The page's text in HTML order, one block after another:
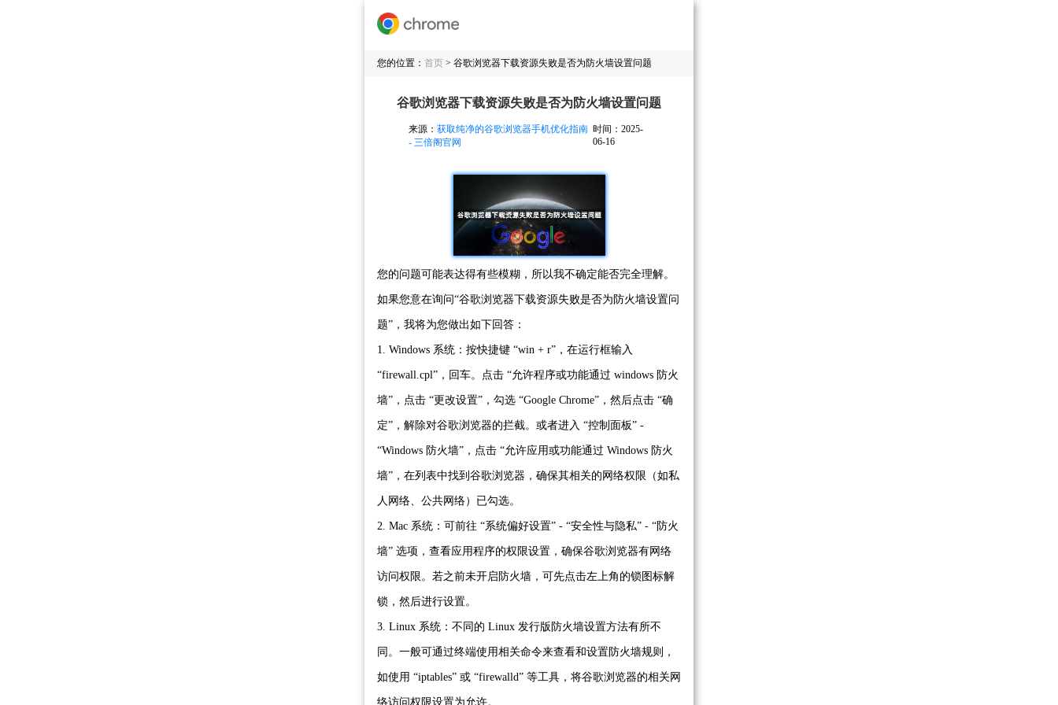
您的位置： 首页 > 谷歌浏览器下载资源失败是否为防火墙设置问题
谷歌浏览器下载资源失败是否为防火墙设置问题
来源： 获取纯净的谷歌浏览器手机优化指南
- 三倍阁官网
时间：2025-
06-16
您的问题可能表达得有些模糊，所以我不确定能否完全理解。
如果您意在询问“谷歌浏览器下载资源失败是否为防火墙设置问
题”，我将为您做出如下回答：
1. Windows 系统：按快捷键 “win + r”，在运行框输入
“firewall.cpl”，回车。点击 “允许程序或功能通过 windows 防火
墙”，点击 “更改设置”，勾选 “Google Chrome”，然后点击 “确
定”，解除对谷歌浏览器的拦截。或者进入 “控制面板” -
“Windows 防火墙”，点击 “允许应用或功能通过 Windows 防火
墙”，在列表中找到谷歌浏览器，确保其相关的网络权限（如私
人网络、公共网络）已勾选。
2. Mac 系统：可前往 “系统偏好设置” - “安全性与隐私” - “防火
墙” 选项，查看应用程序的权限设置，确保谷歌浏览器有网络
访问权限。若之前未开启防火墙，可先点击左上角的锁图标解
锁，然后进行设置。
3. Linux 系统：不同的 Linux 发行版防火墙设置方法有所不
同。一般可通过终端使用相关命令来查看和设置防火墙规则，
如使用 “iptables” 或 “firewalld” 等工具，将谷歌浏览器的相关网
络访问权限设置为允许。